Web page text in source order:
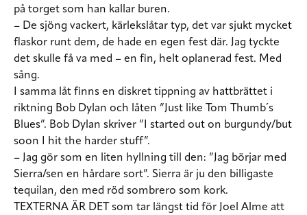
på torget som han kallar buren.
– De sjöng vackert, kärlekslåtar typ, det var sjukt mycket
flaskor runt dem, de hade en egen fest där. Jag tyckte
det skulle få va med – en fin, helt oplanerad fest. Med
sång.
I samma låt finns en diskret tippning av hattbrättet i
riktning Bob Dylan och låten ”Just like Tom Thumb´s
Blues”. Bob Dylan skriver ”I started out on burgundy/but
soon I hit the harder stuff”.
– Jag gör som en liten hyllning till den: ”Jag börjar med
Sierra/sen en hårdare sort”. Sierra är ju den billigaste
tequilan, den med röd sombrero som kork.
TEXTERNA ÄR DET
som tar längst tid för Joel Alme att